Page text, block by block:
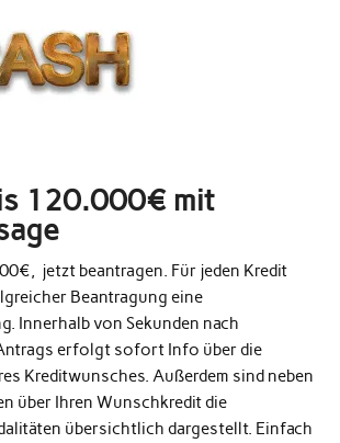
120.000€ mit
jetzt beantragen. Für jeden Kredit
Beantragung eine
Innerhalb von Sekunden nach
erfolgt sofort Info über die
Kreditwunsches. Außerdem sind neben
über Ihren Wunschkredit die
übersichtlich dargestellt. Einfach